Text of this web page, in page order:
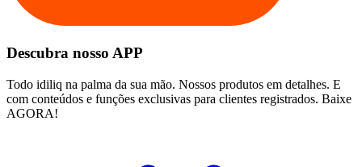
Descubra nosso APP
Todo idiliq na palma da sua mão. Nossos produtos em detalhes. E
com conteúdos e funções exclusivas para clientes registrados. Baixe
AGORA!